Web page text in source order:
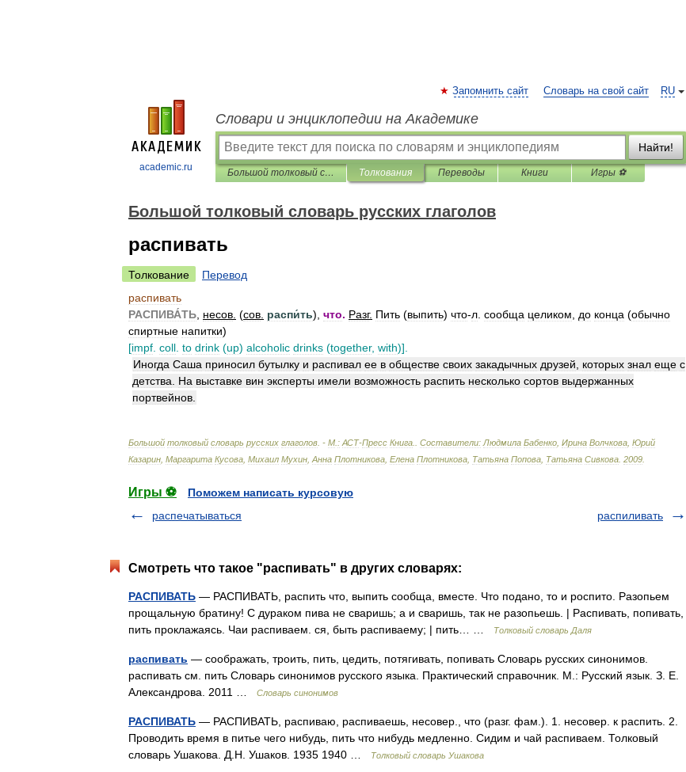
academic.ru
RU
Запомнить сайт Словарь на свой сайт
Словари и энциклопедии на Академике
Найти!
Большой толковый словарь русских глаголов Толкования Переводы Книги Игры ⚽
Большой толковый словарь русских глаголов
распивать
Толкование
Перевод
распивать
РАСПИВА́ТЬ несов (сов распи́ть), что. Разг. Пить (выпить) что-л сообща целиком до конца (обычно
спиртные напитки)
[impf coll to drink (up) alcoholic drinks (together, with)].
Иногда Саша приносил бутылку и распивал ее в обществе своих закадычных друзей которых знал еще с
детства
На выставке вин эксперты имели возможность распить несколько сортов выдержанных
портвейнов
Большой толковый словарь русских глаголов . - М : АСТ-Пресс Книга Составители: Людмила Бабенко Ирина Волчкова Юрий
Казарин Маргарита Кусова Михаил Мухин Анна Плотникова Елена Плотникова Татьяна Попова Татьяна Сивкова 2009
Игры ⚽
Поможем написать курсовую
распечатываться
распиливать
Смотреть что такое "распивать" в других словарях:
РАСПИВАТЬ — РАСПИВАТЬ, распить что, выпить сообща, вместе. Что подано, то и роспито. Разопьем
прощальную братину! С дураком пива не сваришь; а и сваришь, так не разопьешь. | Распивать, попивать,
пить проклажаясь. Чаи распиваем. ся, быть распиваему; | пить… …
Толковый словарь Даля
распивать — соображать, троить, пить, цедить, потягивать, попивать Словарь русских синонимов.
распивать см. пить Словарь синонимов русского языка. Практический справочник. М.: Русский язык. З. Е.
Александрова. 2011 …
Словарь синонимов
РАСПИВАТЬ — РАСПИВАТЬ, распиваю, распиваешь, несовер., что (разг. фам.). 1. несовер. к распить. 2.
Проводить время в питье чего нибудь, пить что нибудь медленно. Сидим и чай распиваем. Толковый
словарь Ушакова. Д.Н. Ушаков. 1935 1940 …
Толковый словарь Ушакова